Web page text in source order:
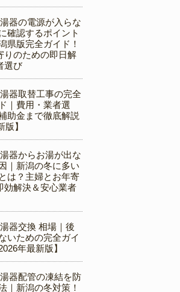
器の電源が入らな
確認するポイント
県版完全ガイド！
りのための即日解
選び
器取替工事の完全
｜費用・業者選
助金まで徹底解説
版】
器からお湯が出な
｜新潟の冬に多い
は？主婦とお年寄
効解決＆安心業者
器交換 相場｜後
いための完全ガイ
年最新版】
器配管の凍結を防
｜新潟の冬対策！